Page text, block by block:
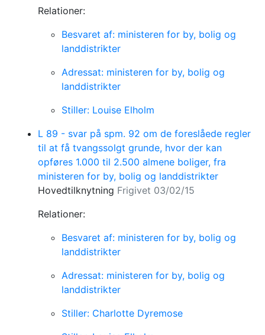
Relationer:
Besvaret af: ministeren for by, bolig og
landdistrikter
Adressat: ministeren for by, bolig og
landdistrikter
Stiller: Louise Elholm
L 89 - svar på spm. 92 om de foreslåede regler
til at få tvangssolgt grunde, hvor der kan
opføres 1.000 til 2.500 almene boliger, fra
ministeren for by, bolig og landdistrikter
Hovedtilknytning Frigivet 03/02/15
Relationer:
Besvaret af: ministeren for by, bolig og
landdistrikter
Adressat: ministeren for by, bolig og
landdistrikter
Stiller: Charlotte Dyremose